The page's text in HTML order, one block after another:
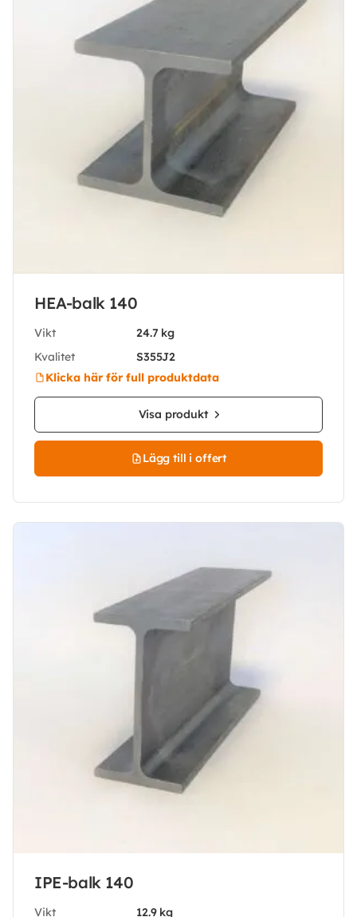
HEA-balk 140
Vikt
24.7 kg
Kvalitet
S355J2
Klicka här för full produktdata
Visa produkt
Lägg till i offert
IPE-balk 140
Vikt 12.9 kg